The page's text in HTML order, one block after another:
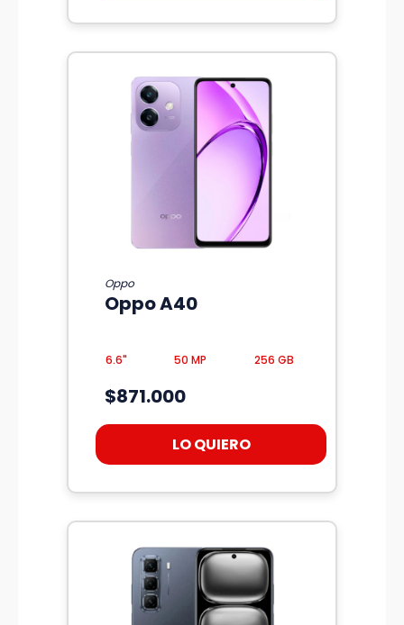
Oppo
Oppo A40
6.6" 50 MP 256 GB
$871.000
LO QUIERO